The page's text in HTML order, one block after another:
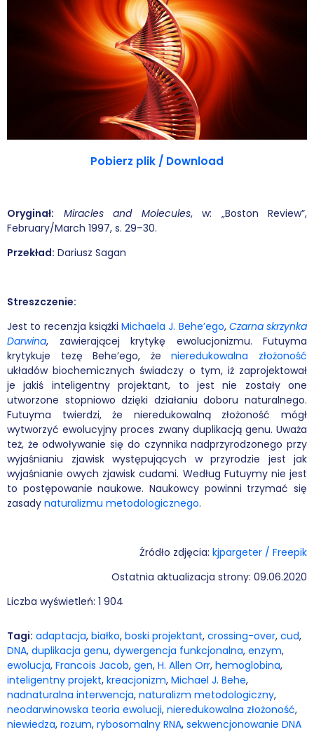
Wybór tekstów
Dla autorów
Darmowy ebook
Linki
Spis tekstów
Podcasty
Filmy
O książkach
FAQ
Kontakt
Pobierz plik / Download
Oryginał: Miracles and Molecules, w: „Boston Review”,
February/March 1997, s. 29–30.
Przekład: Dariusz Sagan
Streszczenie:
Jest to recenzja książki Michaela J. Behe’ego, Czarna skrzynka
Darwina, zawierającej krytykę ewolucjonizmu. Futuyma
krytykuje tezę Behe’ego, żenieredukowalna złożoność
układów biochemicznych świadczy o tym, iż zaprojektował
je jakiś inteligentny projektant, to jest nie zostały one
utworzone stopniowo dzięki działaniu doboru naturalnego.
Futuyma twierdzi, że nieredukowalną złożoność mógł
wytworzyć ewolucyjny proces zwany duplikacją genu. Uważa
też, że odwoływanie się do czynnika nadprzyrodzonego przy
wyjaśnianiu zjawisk występujących w przyrodzie jest jak
wyjaśnianie owych zjawisk cudami. Według Futuymy nie jest
to postępowanie naukowe. Naukowcy powinni trzymać się
zasady naturalizmu metodologicznego.
Źródło zdjęcia: kjpargeter / Freepik
Ostatnia aktualizacja strony: 09.06.2020
Liczba wyświetleń: 1 904
Tagi: adaptacja, białko, boski projektant, crossing-over, cud,
DNA, duplikacja genu, dywergencja funkcjonalna, enzym,
ewolucja, Francois Jacob, gen, H. Allen Orr, hemoglobina,
inteligentny projekt, kreacjonizm, Michael J. Behe,
nadnaturalna interwencja, naturalizm metodologiczny,
neodarwinowska teoria ewolucji, nieredukowalna złożoność,
niewiedza, rozum, rybosomalny RNA, sekwencjonowanie DNA